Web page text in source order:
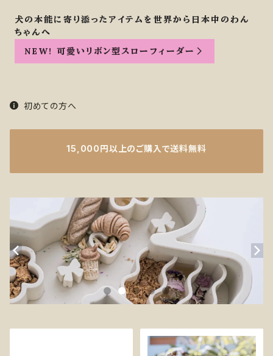
犬の本能に寄り添ったアイテムを世界から日本中のわん
ちゃんへ
NEW! 可愛いリボン型スローフィーダー
初めての方へ
15,000円以上のご購入で送料無料